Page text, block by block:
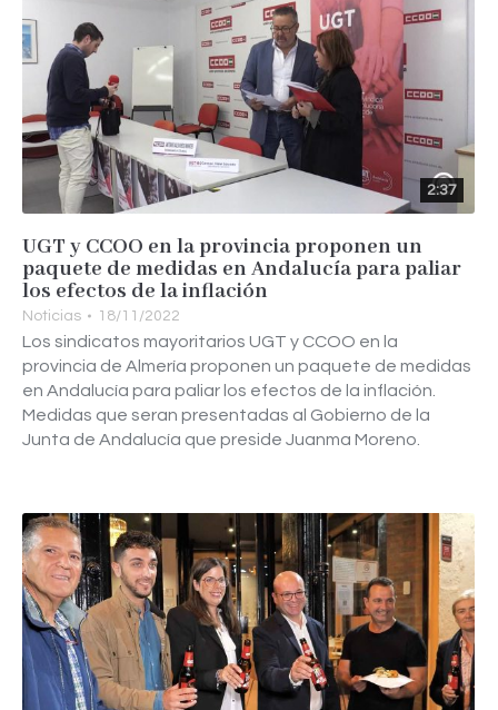
2:37
UGT y CCOO en la provincia proponen un
paquete de medidas en Andalucía para paliar
los efectos de la inflación
Noticias 18/11/2022
Los sindicatos mayoritarios UGT y CCOO en la
provincia de Almería proponen un paquete de medidas
en Andalucía para paliar los efectos de la inflación.
Medidas que seran presentadas al Gobierno de la
Junta de Andalucía que preside Juanma Moreno.